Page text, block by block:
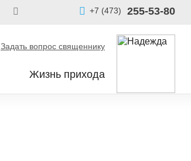
+7 (473) 255-53-80
Задать вопрос священнику
Жизнь прихода